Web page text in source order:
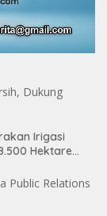
Irigasi
Hektare